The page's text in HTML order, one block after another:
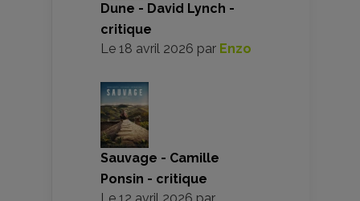
Dune - David Lynch -
critique
Le 18 avril 2026 par Enzo
Sauvage - Camille
Ponsin - critique